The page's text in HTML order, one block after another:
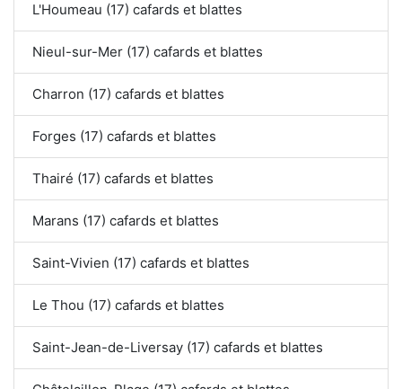
L'Houmeau (17) cafards et blattes
Nieul-sur-Mer (17) cafards et blattes
Charron (17) cafards et blattes
Forges (17) cafards et blattes
Thairé (17) cafards et blattes
Marans (17) cafards et blattes
Saint-Vivien (17) cafards et blattes
Le Thou (17) cafards et blattes
Saint-Jean-de-Liversay (17) cafards et blattes